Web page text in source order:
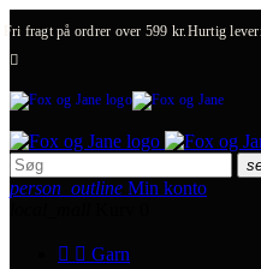
Fri fragt på ordrer over 599 kr. Hurtig

person_outline Min konto
  Garn